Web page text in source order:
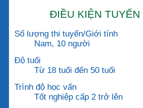
ĐIỀU KIỆN TUYỂN
Số lượng thi tuyển/Giới tính
Nam, 10 người
Độ tuổi
Từ 18 tuổi đến 50 tuổi
Trình độ học vấn
Tốt nghiệp cấp 2 trở lên